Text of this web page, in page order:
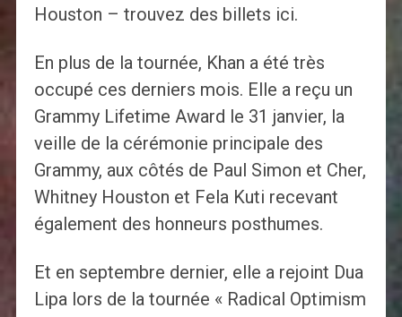
Houston – trouvez des billets ici.
En plus de la tournée, Khan a été très
occupé ces derniers mois. Elle a reçu un
Grammy Lifetime Award le 31 janvier, la
veille de la cérémonie principale des
Grammy, aux côtés de Paul Simon et Cher,
Whitney Houston et Fela Kuti recevant
également des honneurs posthumes.
Et en septembre dernier, elle a rejoint Dua
Lipa lors de la tournée « Radical Optimism